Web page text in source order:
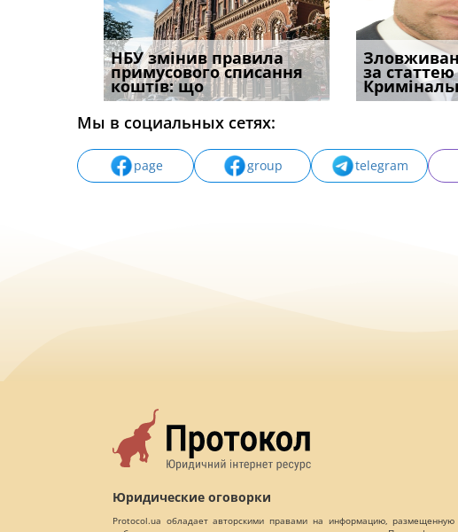
НБУ змінив правила
примусового списання
коштів: що
Якщо суд
наявніс
Водії можуть отримати
компенсацію за
незаконні дії
за статтею
Мы в социальных сетях:
page group telegram
Юридические оговорки
Protocol.ua обладает авторскими правами на информацию, размещенную